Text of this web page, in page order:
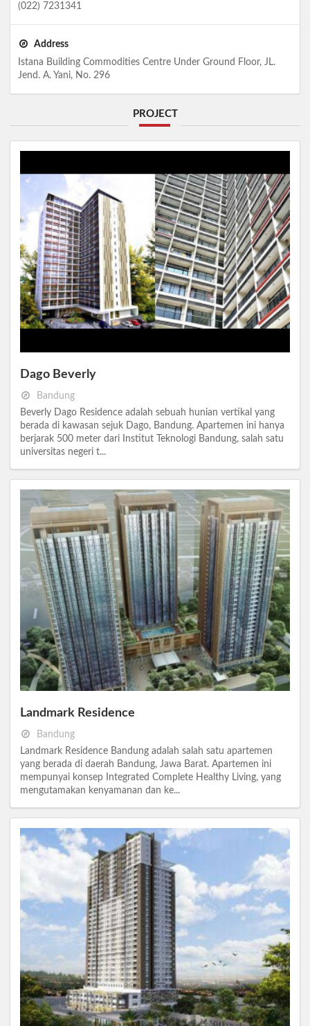
(022) 7231341
Address
Istana Building Commodities Centre Under Ground Floor, JL.
Jend. A. Yani, No. 296
PROJECT
Dago Beverly
Bandung
Beverly Dago Residence adalah sebuah hunian vertikal yang
berada di kawasan sejuk Dago, Bandung. Apartemen ini hanya
berjarak 500 meter dari Institut Teknologi Bandung, salah satu
universitas negeri t...
Landmark Residence
Bandung
Landmark Residence Bandung adalah salah satu apartemen
yang berada di daerah Bandung, Jawa Barat. Apartemen ini
mempunyai konsep Integrated Complete Healthy Living, yang
mengutamakan kenyamanan dan ke...